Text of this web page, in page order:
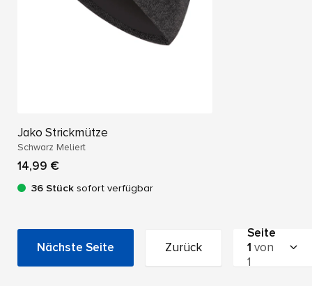
Jako Strickmütze
Schwarz Meliert
14,99 €
36 Stück sofort verfügbar
Nächste Seite Zurück
Seite
1 von
1